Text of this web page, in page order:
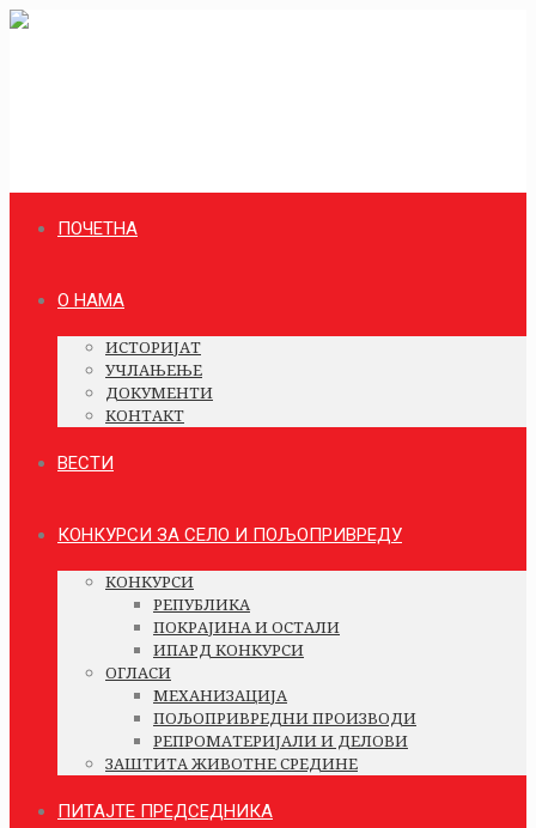
ПОЧЕТНА
О НАМА
ИСТОРИЈАТ
УЧЛАЊЕЊЕ
ДОКУМЕНТИ
КОНТАКТ
ВЕСТИ
КОНКУРСИ ЗА СЕЛО И ПОЉОПРИВРЕДУ
КОНКУРСИ
РЕПУБЛИКА
ПОКРАЈИНА И ОСТАЛИ
ИПАРД КОНКУРСИ
ОГЛАСИ
МЕХАНИЗАЦИЈА
ПОЉОПРИВРЕДНИ ПРОИЗВОДИ
РЕПРОМАТЕРИЈАЛИ И ДЕЛОВИ
ЗАШТИТА ЖИВОТНЕ СРЕДИНЕ
ПИТАЈТЕ ПРЕДСЕДНИКА